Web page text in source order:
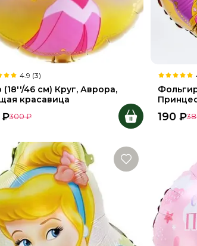
4.9 (3)
46 см) Круг, Аврора,
красавица
₽300 ₽ 190 ₽